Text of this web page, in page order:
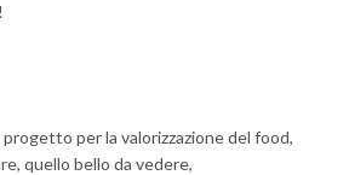
progetto per la valorizzazione del food,
quello bello da vedere,